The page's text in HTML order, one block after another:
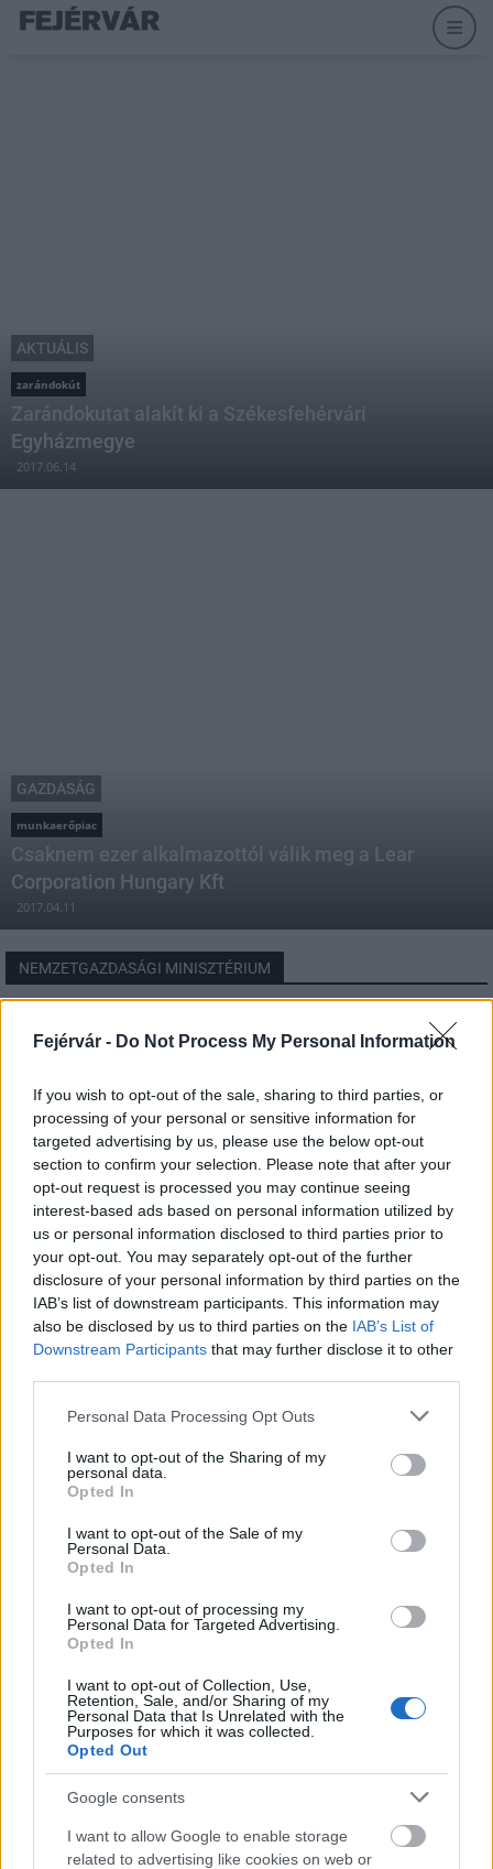
Fejérvár - Do Not Process My Personal Information
If you wish to opt-out of the sale, sharing to third parties, or
processing of your personal or sensitive information for
targeted advertising by us, please use the below opt-out
section to confirm your selection. Please note that after your
opt-out request is processed you may continue seeing
interest-based ads based on personal information utilized by
us or personal information disclosed to third parties prior to
your opt-out. You may separately opt-out of the further
disclosure of your personal information by third parties on the
IAB’s list of downstream participants. This information may
also be disclosed by us to third parties on the IAB’s List of
Downstream Participants that may further disclose it to other
Please note that this website/app uses one or more Google
not limited to your visit or usage behaviour. You may click to
grant or deny consent to Google and its third-party tags to
use your data for below specified purposes in below Google
consent section.
Personal Data Processing Opt Outs
I want to opt-out of the Sharing of my
personal data.
Opted In
I want to opt-out of the Sale of my
Personal Data.
Opted In
I want to opt-out of processing my
Personal Data for Targeted Advertising.
Opted In
I want to opt-out of Collection, Use,
Retention, Sale, and/or Sharing of my
Personal Data that Is Unrelated with the
Purposes for which it was collected.
Opted Out
Google consents
I want to allow Google to enable storage
related to advertising like cookies on web or
AKTUÁLIS
zarándokút
Zarándokutat alakít ki a Székesfehérvári
Egyházmegye
2017.06.14
GAZDASÁG
munkaerőpiac
Csaknem ezer alkalmazottól válik meg a Lear
Corporation Hungary Kft
2017.04.11
NEMZETGAZDASÁGI MINISZTÉRIUM
Név
E-mail cím
Feliratkozom a hírlevélre és elfogadom azadatvédelmi
szabályzatot!
FELIRATKOZÁS
másodfokúra csökken a riasztás
Helyi hírek
Bicske vízellátása
termeléssel tehermentesíti a
villamosenergia-rendszert a STRABAG